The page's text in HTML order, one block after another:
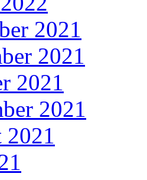
2021
2021
2021
2021
2021